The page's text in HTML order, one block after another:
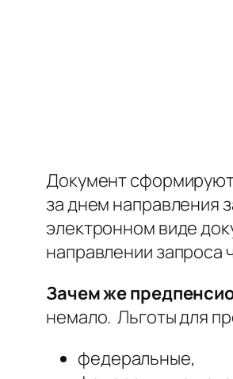
Документ
за днем направления
электронном виде
направлении запроса
Зачем же
немало. Льготы для
федеральные,